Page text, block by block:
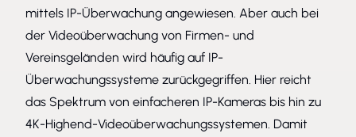
mittels IP-Überwachung angewiesen. Aber auch bei
der Videoüberwachung von Firmen- und
Vereinsgeländen wird häufig auf IP-
Überwachungssysteme zurückgegriffen. Hier reicht
das Spektrum von einfacheren IP-Kameras bis hin zu
4K-Highend-Videoüberwachungssystemen. Damit